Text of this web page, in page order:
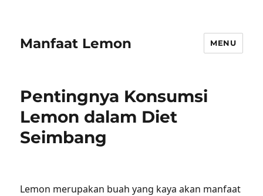
Manfaat Lemon MENU
Pentingnya Konsumsi
Lemon dalam Diet
Seimbang
Lemon merupakan buah yang kaya akan manfaat